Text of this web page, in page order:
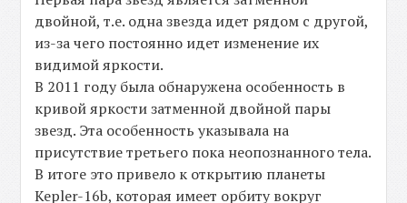
двойной, т.е. одна звезда идет рядом с другой,
из-за чего постоянно идет изменение их
видимой яркости.
В 2011 году была обнаружена особенность в
кривой яркости затменной двойной пары
звезд. Эта особенность указывала на
присутствие третьего пока неопознанного тела.
В итоге это привело к открытию планеты
Kepler-16b, которая имеет орбиту вокруг